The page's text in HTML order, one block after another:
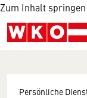
Zum Inhalt springen
Persönliche